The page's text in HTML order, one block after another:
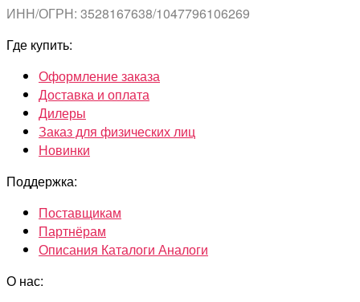
ИНН/ОГРН: 3528167638/1047796106269
Где купить:
Оформление заказа
Доставка и оплата
Дилеры
Заказ для физических лиц
Новинки
Поддержка:
Поставщикам
Партнёрам
Описания Каталоги Аналоги
О нас: